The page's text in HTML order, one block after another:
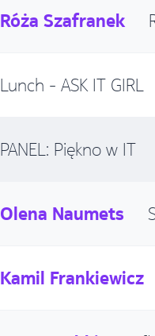
Róża Szafranek
Lunch - ASK IT GIRL
PANEL: Piękno w IT
Olena Naumets
Kamil Frankiewicz